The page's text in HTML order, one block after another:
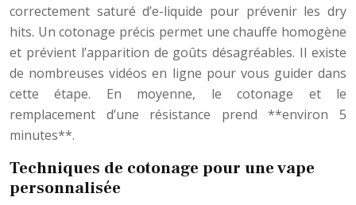
correctement saturé d’e-liquide pour prévenir les dry
hits. Un cotonage précis permet une chauffe homogène
et prévient l’apparition de goûts désagréables. Il existe
de nombreuses vidéos en ligne pour vous guider dans
cette étape. En moyenne, le cotonage et le
remplacement d’une résistance prend **environ 5
minutes**.
Techniques de cotonage pour une vape
personnalisée